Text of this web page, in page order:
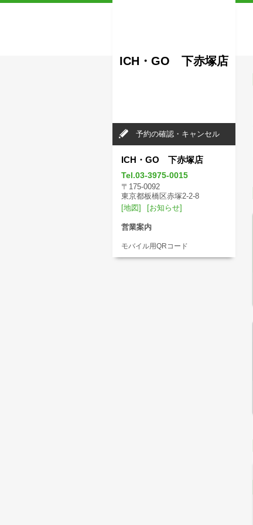
ICH・GO 下赤塚店
予約の確認・キャンセル
ICH・GO 下赤塚店
Tel.03-3975-0015
〒175-0092
東京都板橋区赤塚2-2-8
[地図]
[お知らせ]
営業案内
モバイル用QRコード